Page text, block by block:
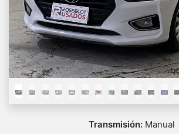
Transmisión: Manual